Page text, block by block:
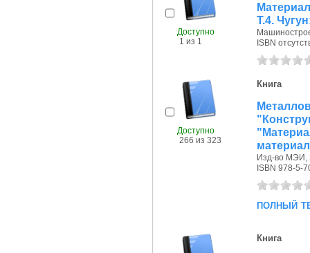
Доступно
1 из 1
Т.4.
ISBN
Доступно
266 из 323
Книга
Изд-во МЭИ,
ISBN 978-5-
полный
Книга